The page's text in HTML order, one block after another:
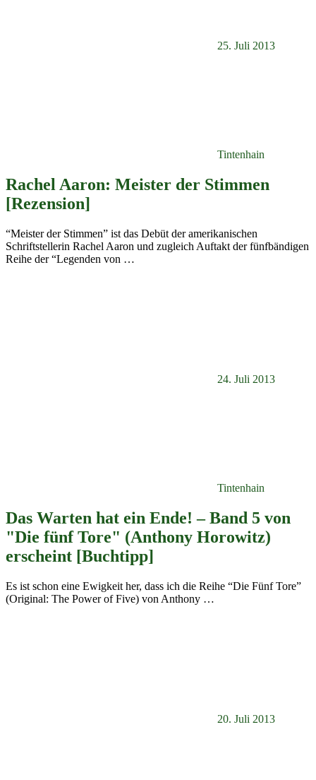
25. Juli 2013
Tintenhain
Rachel Aaron: Meister der Stimmen
[Rezension]
“Meister der Stimmen” ist das Debüt der amerikanischen
Schriftstellerin Rachel Aaron und zugleich Auftakt der fünfbändigen
Reihe der “Legenden von …
24. Juli 2013
Tintenhain
Das Warten hat ein Ende! – Band 5 von
"Die fünf Tore" (Anthony Horowitz)
erscheint [Buchtipp]
Es ist schon eine Ewigkeit her, dass ich die Reihe “Die Fünf Tore”
(Original: The Power of Five) von Anthony …
20. Juli 2013